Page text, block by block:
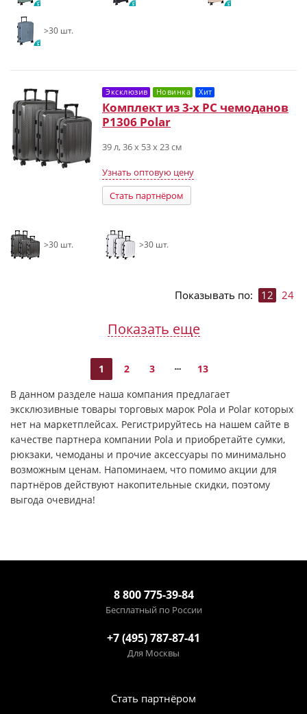
>30 шт.
Эксклюзив Новинка Хит
Комплект из 3-х PС чемоданов
Р1306 Polar
39 л, 36 х 53 х 23 см
Узнать оптовую цену
Стать партнёром
>30 шт. >30 шт.
Показывать по: 12 24
Показать еще
1 2 3
13
В данном разделе наша компания предлагает
эксклюзивные товары торговых марок Pola и Polar которых
нет на маркетплейсах. Регистрируйтесь на нашем сайте в
качестве партнера компании Pola и приобретайте сумки,
рюкзаки, чемоданы и прочие аксессуары по минимально
возможным ценам. Напоминаем, что помимо акции для
партнёров действуют накопительные скидки, поэтому
выгода очевидна!
8 800 775-39-84
Бесплатный по России
+7 (495) 787-87-41
Для Москвы
Стать партнёром